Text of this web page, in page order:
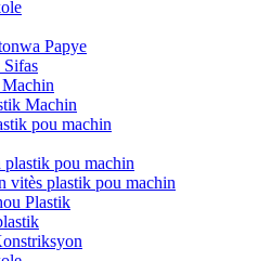
Papye
Sifas
Machin
pou machin
pou machin
vitès plastik pou machin
Plastik